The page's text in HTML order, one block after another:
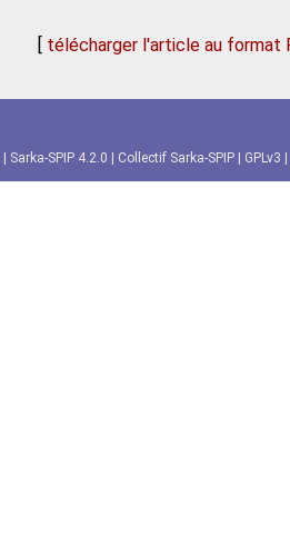
[ télécharger l'article au format
Sarka-SPIP 4.2.0 Collectif Sarka-SPIP GPLv3